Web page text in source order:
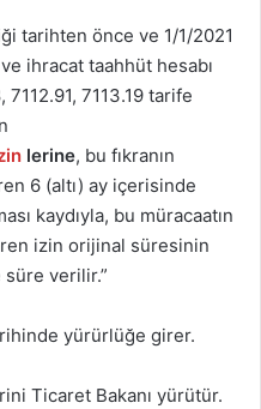
tarihten önce ve 1/1/2021
ihracat taahhüt hesabı
7112.91, 7113.19 tarife
lerine, bu fıkranın
6 (altı) ay içerisinde
kaydıyla, bu müracaatın
izin orijinal süresinin
süre verilir.”
yürürlüğe girer.
Ticaret Bakanı yürütür.